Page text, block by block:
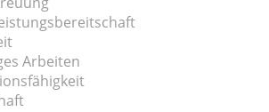
Arbeiten